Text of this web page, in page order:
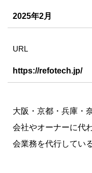
2025年2月
URL
https://refotech.jp/
大阪・京都・兵庫・
会社やオーナーに代
会業務を代行してい